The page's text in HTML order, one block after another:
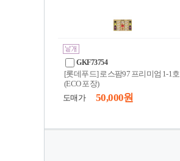
GKF73754
[롯데푸드] 로스팜97 프리미엄 1-1호
(ECO 포장)
도매가
50,000 원